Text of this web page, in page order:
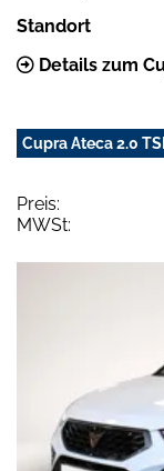
Standort
Details zum
Cupra Ateca 2.0
Preis:
MWSt: